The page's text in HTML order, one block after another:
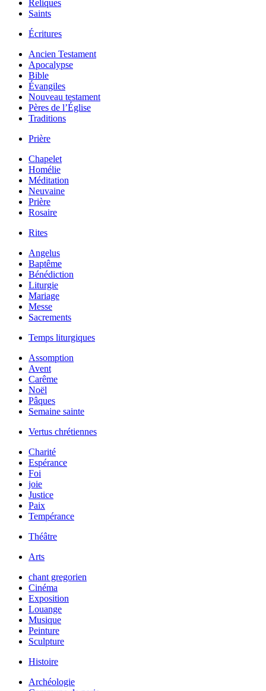
Reliques
Saints
Écritures
Ancien Testament
Apocalypse
Bible
Évangiles
Nouveau testament
Pères de l’Église
Traditions
Prière
Chapelet
Homélie
Méditation
Neuvaine
Prière
Rosaire
Rites
Angelus
Baptême
Bénédiction
Liturgie
Mariage
Messe
Sacrements
Temps liturgiques
Assomption
Avent
Carême
Noël
Pâques
Semaine sainte
Vertus chrétiennes
Charité
Espérance
Foi
joie
Justice
Paix
Tempérance
Théâtre
Arts
chant gregorien
Cinéma
Exposition
Louange
Musique
Peinture
Sculpture
Histoire
Archéologie